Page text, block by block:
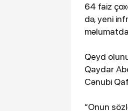
64 faiz
də, yeni
Qeyd
Qaydar
Cənubi
“Onun